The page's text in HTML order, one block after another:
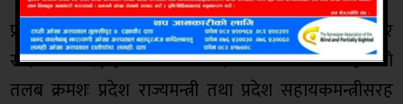
प्रदेश नीति आयोगका उपाध्यक्षले रु ५६ हजार चारसय ९० र
सदस्यले रु ५३ हजार तलब पाउँदै आएकामा अब उनीहरूको
तलब क्रमशः प्रदेश राज्यमन्त्री तथा प्रदेश सहायकमन्त्रीसरह